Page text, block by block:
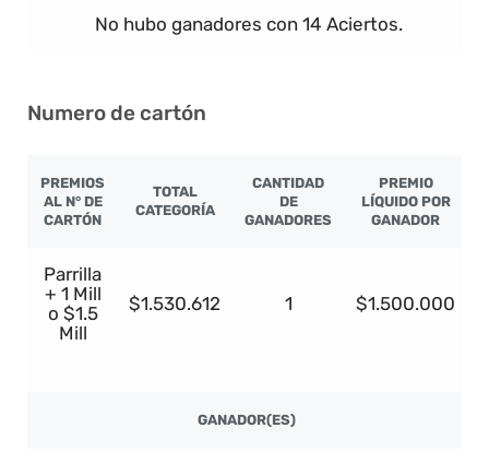
No hubo ganadores con 14 Aciertos.
Numero de cartón
PREMIOS
AL N° DE
CARTÓN
TOTAL
CATEGORÍA
CANTIDAD
DE
GANADORES
PREMIO
LÍQUIDO POR
GANADOR
Parrilla
+ 1 Mill
o $1.5
Mill
$1.530.612 1 $1.500.000
GANADOR(ES)